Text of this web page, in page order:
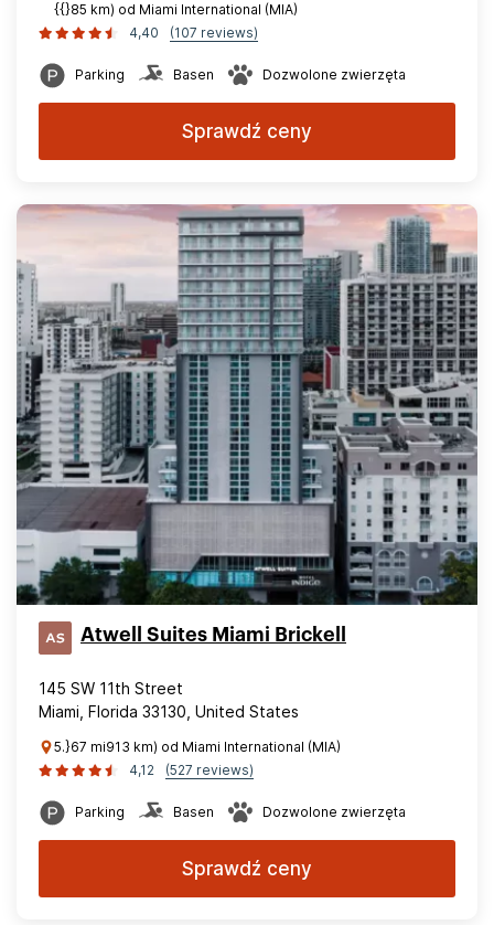
{{}85 km) od Miami International (MIA)
4,40
(107 reviews)
Parking Basen Dozwolone zwierzęta
Sprawdź ceny
Atwell Suites Miami Brickell
145 SW 11th Street
Miami, Florida 33130, United States
5.}67 mi913 km) od Miami International (MIA)
4,12
(527 reviews)
Parking Basen Dozwolone zwierzęta
Sprawdź ceny